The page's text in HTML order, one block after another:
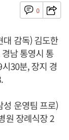
0
감독) 김도한
남 통영시 통
30분, 장지 경
운영팀 프로)
원 장례식장 2